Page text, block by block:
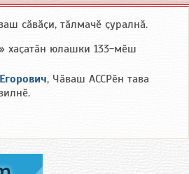
сӑвӑҫи, тӑлмачӗ ҫуралнӑ.
» хаҫатӑн юлашки 133-мӗш
, Чӑваш АССРӗн тава